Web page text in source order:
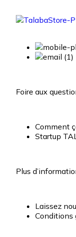
Foire aux
Comment
Startup
Plus
Laissez
Conditions